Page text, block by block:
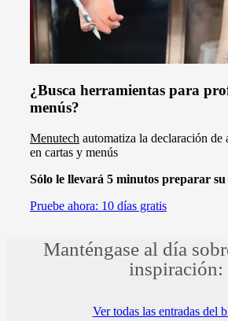
¿Busca herramientas para
menús?
Menutech automatiza la declaración
en cartas y menús
Sólo le llevará 5 minutos preparar
Pruebe ahora: 10 días gratis
Manténgase al día
inspiración:
Ver todas las entradas del